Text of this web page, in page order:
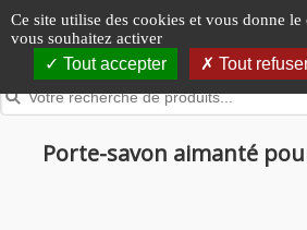
Panneau de gestion des cookies
Ce site utilise des cookies et vous donne
vous souhaitez activer
Tout accepter Tout
Porte-savon aimanté